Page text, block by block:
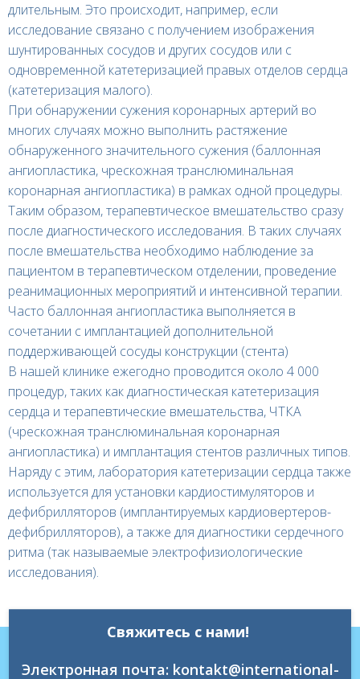
длительным. Это происходит, например, если
исследование связано с получением изображения
шунтированных сосудов и других сосудов или с
одновременной катетеризацией правых отделов сердца
(катетеризация малого).
При обнаружении сужения коронарных артерий во
многих случаях можно выполнить растяжение
обнаруженного значительного сужения (баллонная
ангиопластика, чрескожная транслюминальная
коронарная ангиопластика) в рамках одной процедуры.
Таким образом, терапевтическое вмешательство сразу
после диагностического исследования. В таких случаях
после вмешательства необходимо наблюдение за
пациентом в терапевтическом отделении, проведение
реанимационных мероприятий и интенсивной терапии.
Часто баллонная ангиопластика выполняется в
сочетании с имплантацией дополнительной
поддерживающей сосуды конструкции (стента)
В нашей клинике ежегодно проводится около 4 000
процедур, таких как диагностическая катетеризация
сердца и терапевтические вмешательства, ЧТКА
(чрескожная транслюминальная коронарная
ангиопластика) и имплантация стентов различных типов.
Наряду с этим, лаборатория катетеризации сердца также
используется для установки кардиостимуляторов и
дефибрилляторов (имплантируемых кардиовертеров-
дефибрилляторов), а также для диагностики сердечного
ритма (так называемые электрофизиологические
исследования).
Свяжитесь с нами!
Электронная почта: kontakt@international-